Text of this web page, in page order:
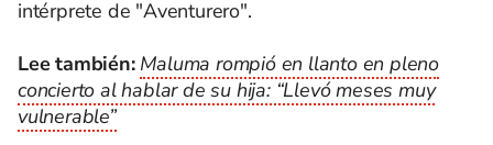
intérprete de "Aventurero".
Lee también: Maluma rompió en llanto en pleno
concierto al hablar de su hija: “Llevó meses muy
vulnerable”